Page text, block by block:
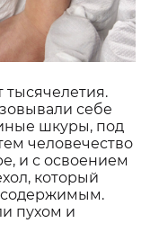
тысячелетия.
себе
шкуры, под
человечество
и с освоением
который
содержимым.
пухом и